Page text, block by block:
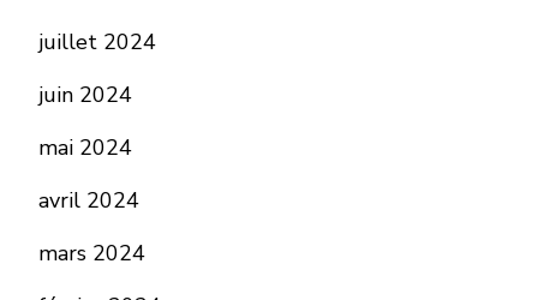
juillet 2024
juin 2024
mai 2024
avril 2024
mars 2024